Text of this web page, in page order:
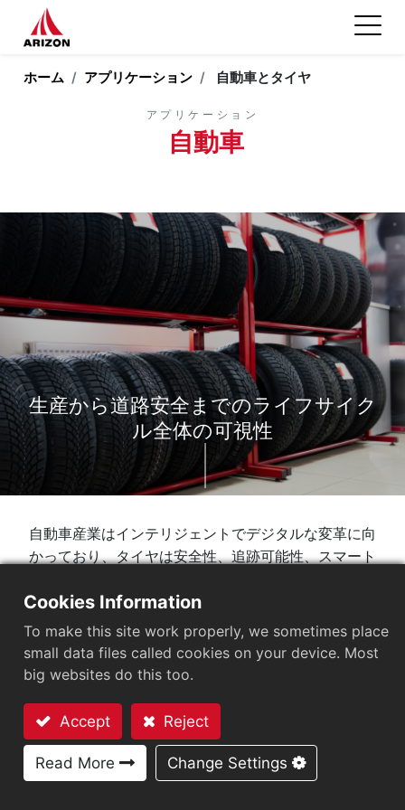
ホーム アプリケーション 自動車とタイヤ
アプリケーション
自動車
生産から道路安全までのライフサイク
ル全体の可視性
自動車産業はインテリジェントでデジタルな変革に向
かっており、タイヤは安全性、追跡可能性、スマート
は、加硫から流通、設置、再生、リサイクルに至るま
で、タイヤの完全なライフサイクル追跡を可能にし、
手動エラーを排除し、偽造品に対抗し、サプライチェ
ーン全体での規制遵守を確保します。
2.2B
EU自動車部品産業における偽造タイヤ販売による年間
お問い合わせ
Cookies Information
To make this site work properly, we sometimes place
small data files called cookies on your device. Most
big websites do this too.
Accept Reject
Read More Change Settings